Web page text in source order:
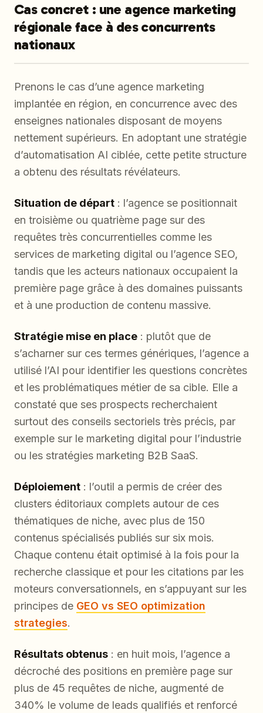
Cas concret : une agence marketing
régionale face à des concurrents
nationaux
Prenons le cas d’une agence marketing
implantée en région, en concurrence avec des
enseignes nationales disposant de moyens
nettement supérieurs. En adoptant une stratégie
d’automatisation AI ciblée, cette petite structure
a obtenu des résultats révélateurs.
Situation de départ : l’agence se positionnait
en troisième ou quatrième page sur des
requêtes très concurrentielles comme les
services de marketing digital ou l’agence SEO,
tandis que les acteurs nationaux occupaient la
première page grâce à des domaines puissants
et à une production de contenu massive.
Stratégie mise en place : plutôt que de
s’acharner sur ces termes génériques, l’agence a
utilisé l’AI pour identifier les questions concrètes
et les problématiques métier de sa cible. Elle a
constaté que ses prospects recherchaient
surtout des conseils sectoriels très précis, par
exemple sur le marketing digital pour l’industrie
ou les stratégies marketing B2B SaaS.
Déploiement : l’outil a permis de créer des
clusters éditoriaux complets autour de ces
thématiques de niche, avec plus de 150
contenus spécialisés publiés sur six mois.
Chaque contenu était optimisé à la fois pour la
recherche classique et pour les citations par les
moteurs conversationnels, en s’appuyant sur les
principes de GEO vs SEO optimization
strategies.
Résultats obtenus : en huit mois, l’agence a
décroché des positions en première page sur
plus de 45 requêtes de niche, augmenté de
340% le volume de leads qualifiés et renforcé